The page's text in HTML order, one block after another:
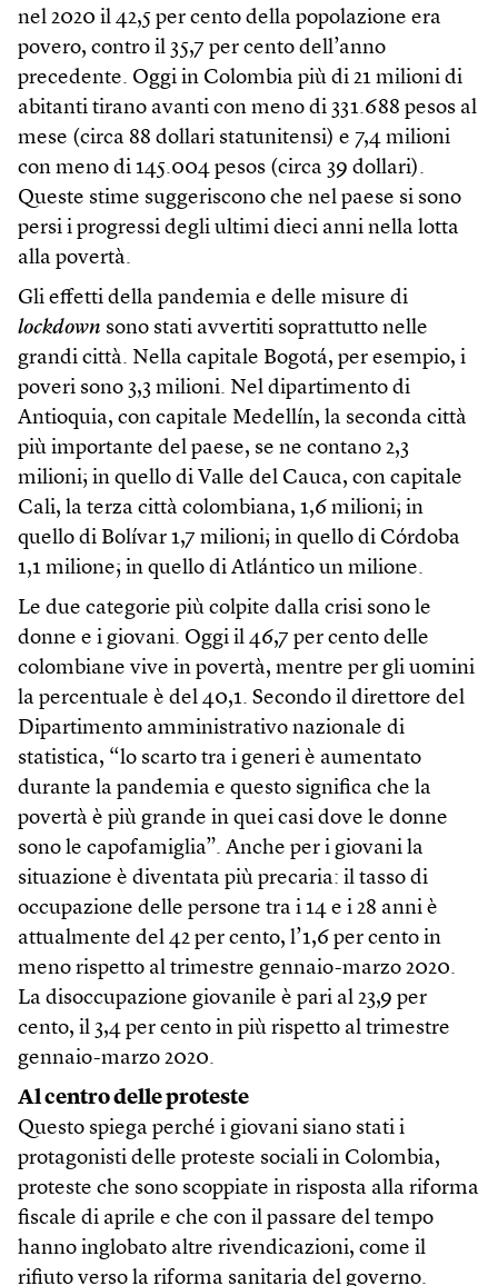
nel 2020 il 42,5 per cento della popolazione era
povero, contro il 35,7 per cento dell’anno
precedente. Oggi in Colombia più di 21 milioni di
abitanti tirano avanti con meno di 331.688 pesos al
mese (circa 88 dollari statunitensi) e 7,4 milioni
con meno di 145.004 pesos (circa 39 dollari).
Queste stime suggeriscono che nel paese si sono
persi i progressi degli ultimi dieci anni nella lotta
alla povertà.
Gli effetti della pandemia e delle misure di
lockdown sono stati avvertiti soprattutto nelle
grandi città. Nella capitale Bogotá, per esempio, i
poveri sono 3,3 milioni. Nel dipartimento di
Antioquia, con capitale Medellín, la seconda città
più importante del paese, se ne contano 2,3
milioni; in quello di Valle del Cauca, con capitale
Cali, la terza città colombiana, 1,6 milioni; in
quello di Bolívar 1,7 milioni; in quello di Córdoba
1,1 milione; in quello di Atlántico un milione.
Le due categorie più colpite dalla crisi sono le
donne e i giovani. Oggi il 46,7 per cento delle
colombiane vive in povertà, mentre per gli uomini
la percentuale è del 40,1. Secondo il direttore del
Dipartimento amministrativo nazionale di
statistica, “lo scarto tra i generi è aumentato
durante la pandemia e questo significa che la
povertà è più grande in quei casi dove le donne
sono le capofamiglia”. Anche per i giovani la
situazione è diventata più precaria: il tasso di
occupazione delle persone tra i 14 e i 28 anni è
attualmente del 42 per cento, l’1,6 per cento in
meno rispetto al trimestre gennaio-marzo 2020.
La disoccupazione giovanile è pari al 23,9 per
cento, il 3,4 per cento in più rispetto al trimestre
gennaio-marzo 2020.
Al centro delle proteste
Questo spiega perché i giovani siano stati i
protagonisti delle proteste sociali in Colombia,
proteste che sono scoppiate in risposta alla riforma
fiscale di aprile e che con il passare del tempo
hanno inglobato altre rivendicazioni, come il
rifiuto verso la riforma sanitaria del governo.